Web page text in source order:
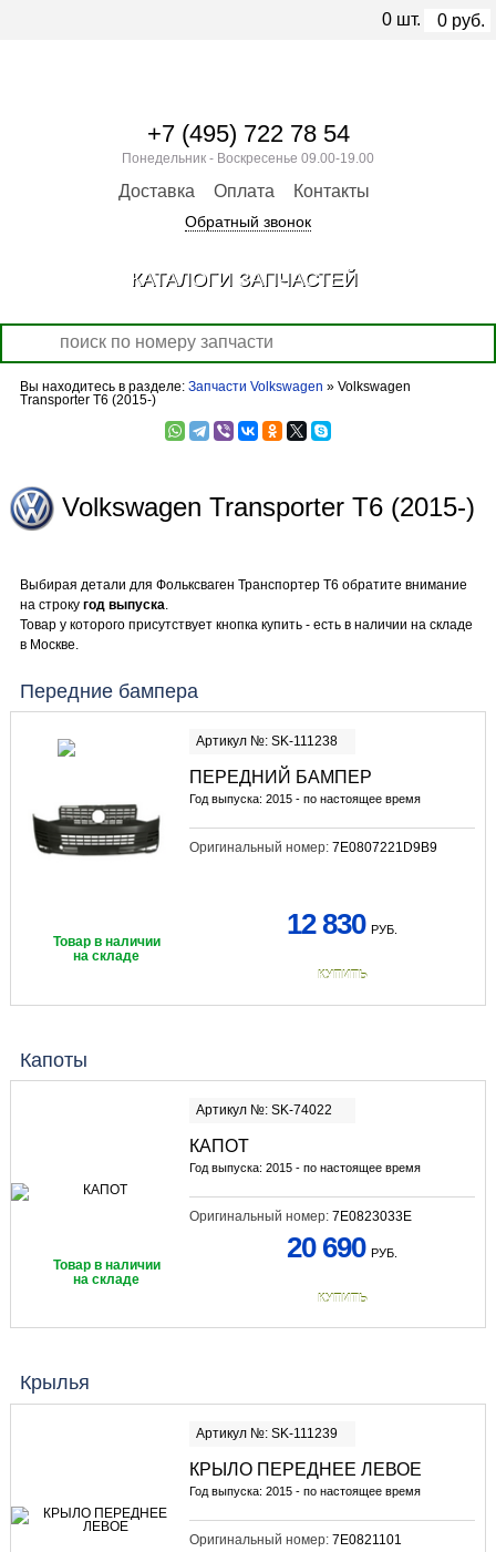
Вы находитесь в разделе: Запчасти Volkswagen » Volkswagen
Transporter T6 (2015-)
Volkswagen Transporter T6 (2015-)
Выбирая детали для Фольксваген Транспортер Т6 обратите внимание
на строку год выпуска.
Товар у которого присутствует кнопка купить - есть в наличии на складе
в Москве.
Передние бампера
Артикул №: SK-111238
ПЕРЕДНИЙ БАМПЕР
Год выпуска: 2015 - по настоящее время
Оригинальный номер: 7E0807221D9B9
Товар в наличии
на складе
12 830 РУБ.
КУПИТЬ
Капоты
Артикул №: SK-74022
КАПОТ
Год выпуска: 2015 - по настоящее время
Оригинальный номер: 7E0823033E
Товар в наличии
на складе
20 690 РУБ.
КУПИТЬ
Крылья
Артикул №: SK-111239
КРЫЛО ПЕРЕДНЕЕ ЛЕВОЕ
Год выпуска: 2015 - по настоящее время
Оригинальный номер: 7E0821101
+7 (495) 722 78 54
Понедельник - Воскресенье 09.00-19.00
Доставка Оплата Контакты
Обратный звонок
0 шт. 0 руб.
КАТАЛОГИ ЗАПЧАСТЕЙ